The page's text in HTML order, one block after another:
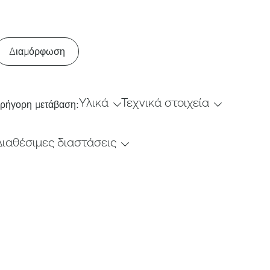
Διαμόρφωση
μετάβαση:Υλικά Τεχνικά στοιχεία
διαστάσεις